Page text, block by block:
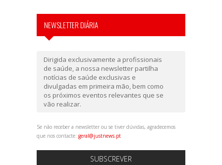
NEWSLETTER DIÁRIA
Dirigida exclusivamente a profissionais
de saúde, a nossa newsletter partilha
notícias de saúde exclusivas e
divulgadas em primeira mão, bem como
os próximos eventos relevantes que se
vão realizar.
Se não receber a newsletter ou se tiver dúvidas, agradecemos
que nos contacte: geral@justnews.pt
SUBSCREVER